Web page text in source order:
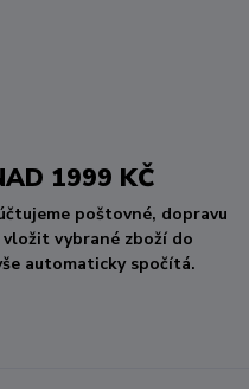
1999 KČ
poštovné, dopravu
vybrané zboží do
automaticky spočítá.